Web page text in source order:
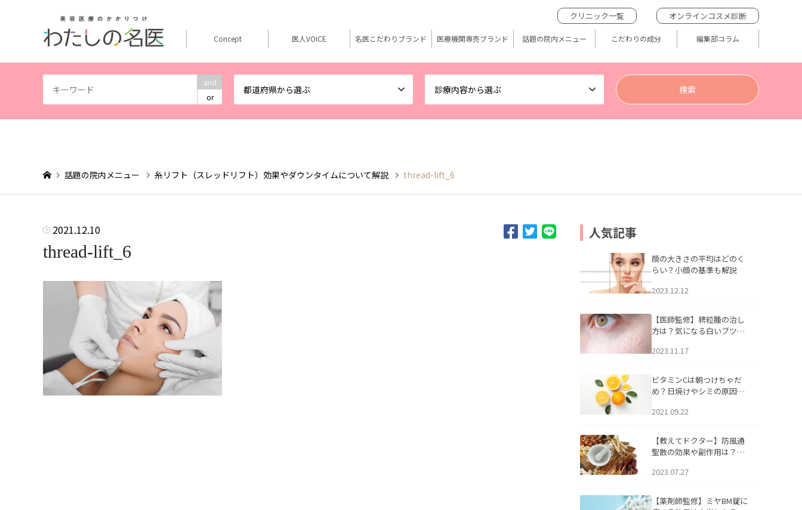
and
or
都道府県から選ぶ 診療内容から選ぶ
クリニック一覧 オンラインコスメ診断
Concept 医人VOICE 名医こだわりブランド 医療機関専売ブランド 話題の院内メニュー こだわりの成分 編集部コラム
話題の院内メニュー 糸リフト（スレッドリフト）効果やダウンタイムについて解説 thread-lift_6
2021.12.10
thread-lift_6
人気記事
顔の大きさの平均はどのく
らい？小顔の基準も解説
2023.12.12
【医師監修】稗粒腫の治し
方は？気になる白いブツブ
アについて
2023.11.17
ビタミンCは朝つけちゃだ
め？日焼けやシミの原因に
2021.09.22
【教えてドクター】防風通
聖散の効果や副作用は？長
2023.07.27
【薬剤師監修】ミヤBM錠に